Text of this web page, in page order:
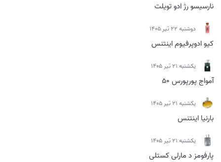
نارسیسو رژ ادو تویلت
دوشنبه 22 تیر 1405
کیو ادوپرفیوم اینتنس
يكشنبه 21 تیر 1405
آمواج پورپورس 50
يكشنبه 21 تیر 1405
بارنیا اینتنس
يكشنبه 21 تیر 1405
پارفومز د مارلی کستلی